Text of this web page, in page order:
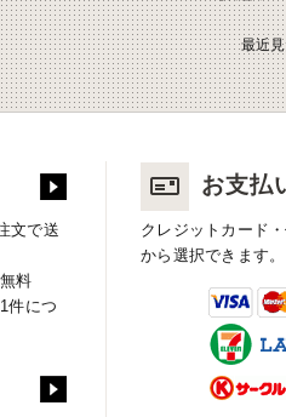
最近
文で送
料
件につ
お支払
クレジットカード
から選択できます。